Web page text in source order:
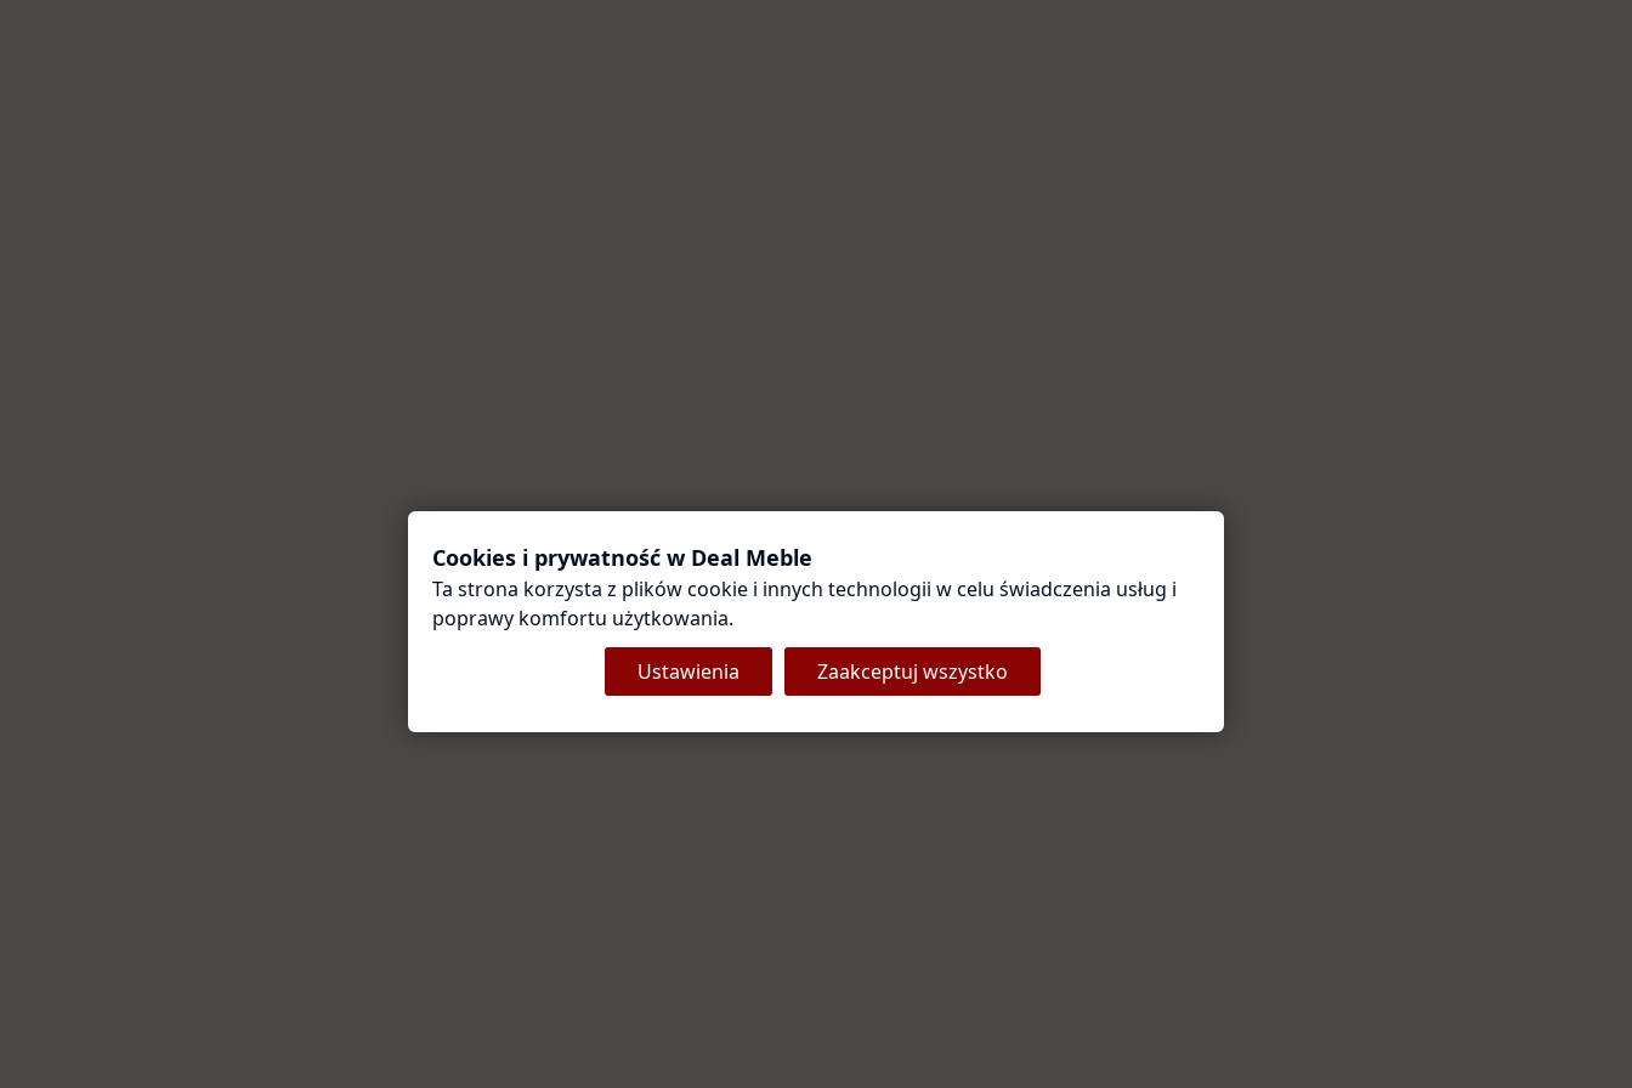
Coś poszło nie tak
Przepraszamy za utrudnienia. Odśwież stronę — zwykle to
Odśwież stronę Strona główna
Cookies i prywatność w Deal Meble
Ta strona korzysta z plików cookie i innych technologii w celu świadczenia usług i
poprawy komfortu użytkowania.
Ustawienia
Zaakceptuj wszystko